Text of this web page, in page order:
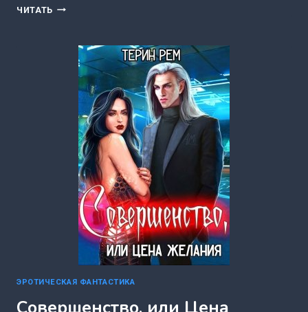
ЧИТАТЬ ВЛАСТЕЛИН
(СОЛОВЬЕВА
ЕЛЕНА)
ЭРОТИЧЕСКАЯ ФАНТАСТИКА